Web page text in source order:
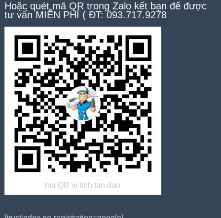
Hoặc quét mã QR trong Zalo kết bạn để được
tư vấn MIỄN PHÍ ( ĐT: 093.717.9278
ma QR vi tinh tan dan